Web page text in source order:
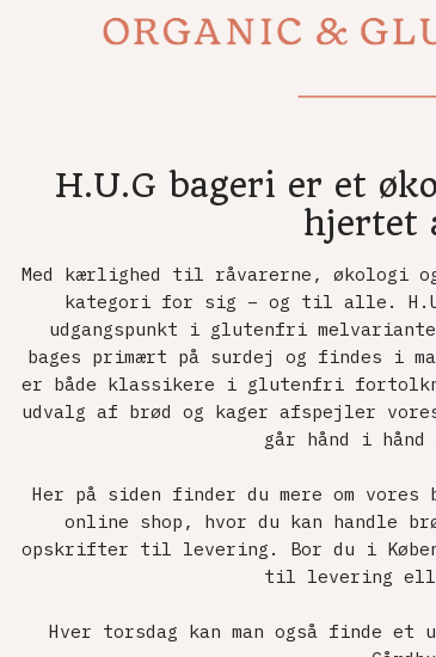
H.U.G bageri er et
hjertet
Med kærlighed til råvarerne, økologi
kategori for sig – og til alle.
udgangspunkt i glutenfri
bages primært på surdej og findes i
er både klassikere i glutenfri
udvalg af brød og kager afspejler
går hånd i hånd
Her på siden finder du mere om
online shop, hvor du kan handle
opskrifter til levering. Bor du i
til levering
Hver torsdag kan man også finde et